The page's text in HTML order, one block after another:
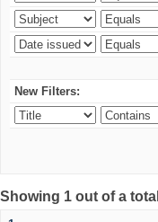
New Filters:
Showing 1 out of a